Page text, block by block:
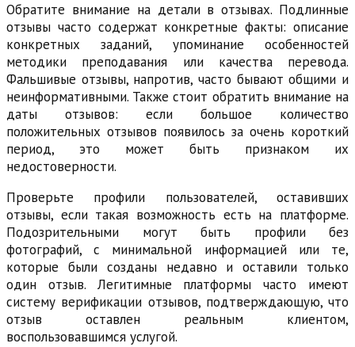
Обратите внимание на детали в отзывах. Подлинные
отзывы часто содержат конкретные факты: описание
конкретных заданий, упоминание особенностей
методики преподавания или качества перевода.
Фальшивые отзывы, напротив, часто бывают общими и
неинформативными. Также стоит обратить внимание на
даты отзывов: если большое количество
положительных отзывов появилось за очень короткий
период, это может быть признаком их
недостоверности.
Проверьте профили пользователей, оставивших
отзывы, если такая возможность есть на платформе.
Подозрительными могут быть профили без
фотографий, с минимальной информацией или те,
которые были созданы недавно и оставили только
один отзыв. Легитимные платформы часто имеют
систему верификации отзывов, подтверждающую, что
отзыв оставлен реальным клиентом,
воспользовавшимся услугой.